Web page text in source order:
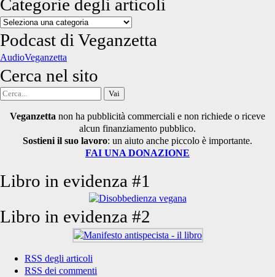
Categorie degli articoli
Categorie
degli
articoli
Podcast di Veganzetta
AudioVeganzetta
Cerca nel sito
Cerca
Veganzetta non ha pubblicità commerciali e non richiede o riceve
alcun finanziamento pubblico.
Sostieni il suo lavoro: un aiuto anche piccolo è importante.
FAI UNA DONAZIONE
Libro in evidenza #1
Libro in evidenza #2
RSS degli articoli
RSS dei commenti